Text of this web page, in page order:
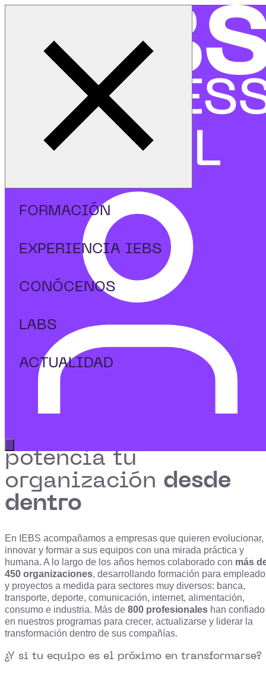
FORMACIÓN
EXPERIENCIA IEBS
CONÓCENOS
LABS
ACTUALIDAD
Inicio
Formación para empresas
FORMACIÓN PARA
EMPRESAS
Impulsamos la innovación y el espíritu emprendedor
INFORMACIÓN
potencia tu
organización desde
dentro
En IEBS acompañamos a empresas que quieren evolucionar,
innovar y formar a sus equipos con una mirada práctica y
humana. A lo largo de los años hemos colaborado con más
450 organizaciones, desarrollando formación para
y proyectos a medida para sectores muy diversos: banca,
transporte, deporte, comunicación, internet, alimentación,
consumo e industria. Más de 800 profesionales han confiado
en nuestros programas para crecer, actualizarse y liderar la
transformación dentro de sus compañías.
¿Y si tu equipo es el próximo en transformarse?